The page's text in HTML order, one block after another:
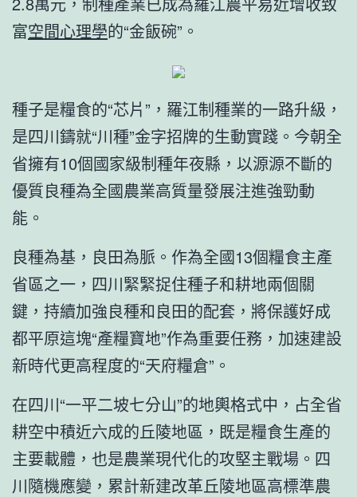
富空間心理學的“金飯碗”。
種子是糧食的“芯片”，羅江制種業的一路升級，
是四川鑄就“川種”金字招牌的生動實踐。今朝全
省擁有10個國家級制種年夜縣，以源源不斷的
優質良種為全國農業高質量發展注進強勁動
能。
良種為基，良田為脈。作為全國13個糧食主產
省區之一，四川緊緊捉住種子和耕地兩個關
鍵，持續加強良種和良田的配套，將保護好成
都平原這塊“產糧寶地”作為重要任務，加速建設
新時代更高程度的“天府糧倉”。
在四川“一平二坡七分山”的地輿格式中，占全省
耕空中積近六成的丘陵地區，既是糧食生產的
主要載體，也是農業現代化的攻堅主戰場。四
川隨機應變，累計新建改革丘陵地區高標準農